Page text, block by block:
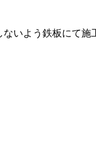
いよう鉄板にて施